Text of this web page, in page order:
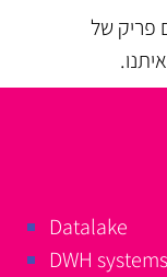
פריק של
Datalake
DWH systems